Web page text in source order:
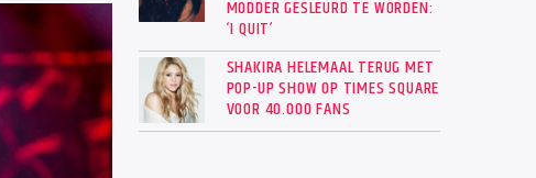
MODDER GESLEURD TE WORDEN:
‘I QUIT’
SHAKIRA HELEMAAL TERUG MET
POP-UP SHOW OP TIMES SQUARE
VOOR 40.000 FANS